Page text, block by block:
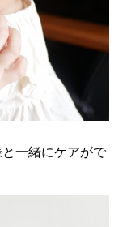
一緒にケアがで